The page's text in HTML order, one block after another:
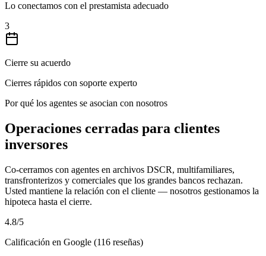
Lo conectamos con el prestamista adecuado
3
Cierre su acuerdo
Cierres rápidos con soporte experto
Por qué los agentes se asocian con nosotros
Operaciones cerradas para clientes
inversores
Co-cerramos con agentes en archivos DSCR, multifamiliares,
transfronterizos y comerciales que los grandes bancos rechazan.
Usted mantiene la relación con el cliente — nosotros gestionamos la
hipoteca hasta el cierre.
4.8/5
Calificación en Google (116 reseñas)